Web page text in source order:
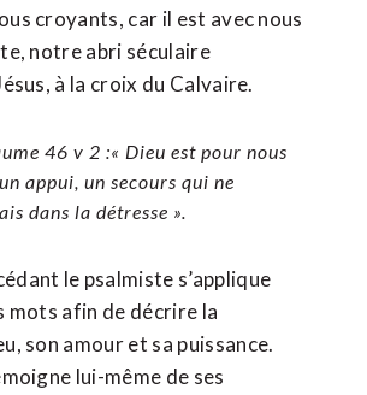
croyants, car il est avec nous
notre abri séculaire
à la croix du Calvaire.
46 v 2 :« Dieu est pour nous
appui, un secours qui ne
dans la détresse ».
le psalmiste s’applique
mots afin de décrire la
son amour et sa puissance.
lui-même de ses